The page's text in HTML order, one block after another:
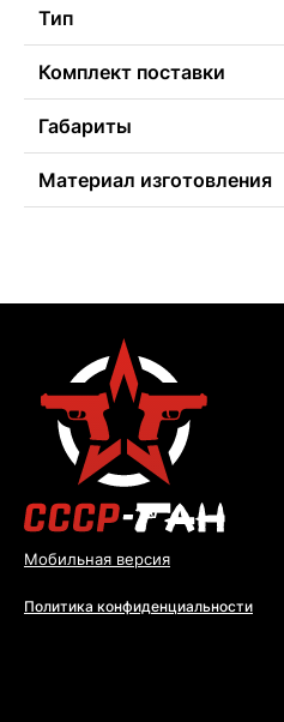
Тип
Комплект поставки
Габариты
Материал изготовления
Мобильная версия
Политика конфиденциальности